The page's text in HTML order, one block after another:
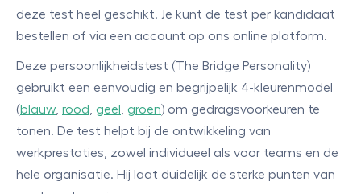
deze test heel geschikt. Je kunt de test per kandidaat
bestellen of via een account op ons online platform.
Deze persoonlijkheidstest (The Bridge Personality)
gebruikt een eenvoudig en begrijpelijk 4-kleurenmodel
(blauw, rood geel groen) om gedragsvoorkeuren te
tonen. De test helpt bij de ontwikkeling van
werkprestaties, zowel individueel als voor teams en de
hele organisatie. Hij laat duidelijk de sterke punten van